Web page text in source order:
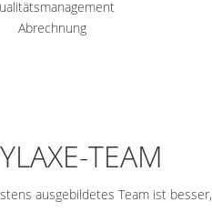
Abrechnung
TEAM
ausgebildetes Team ist